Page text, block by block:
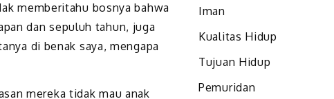
memberitahu bosnya bahwa
dan sepuluh tahun, juga
di benak saya, mengapa
mereka tidak mau anak
Iman
Kualitas Hidup
Tujuan Hidup
Pemuridan